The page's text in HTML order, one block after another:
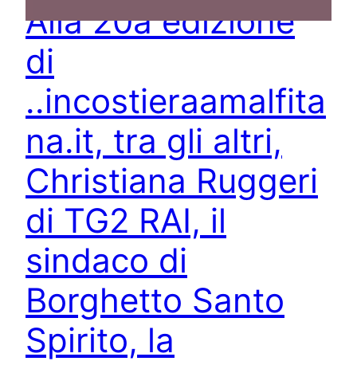
Alla 20a edizione
di
..incostieraamalfita
na.it, tra gli altri,
Christiana Ruggeri
di TG2 RAI, il
sindaco di
Borghetto Santo
Spirito, la